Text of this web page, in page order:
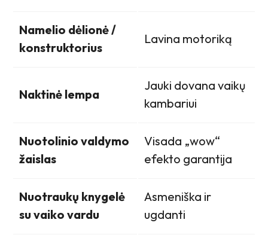
Namelio dėlionė /
konstruktorius
Lavina motoriką
Naktinė lempa
Jauki dovana vaikų
kambariui
Nuotolinio valdymo
žaislas
Visada „wow“
efekto garantija
Nuotraukų knygelė
su vaiko vardu
Asmeniška ir
ugdanti